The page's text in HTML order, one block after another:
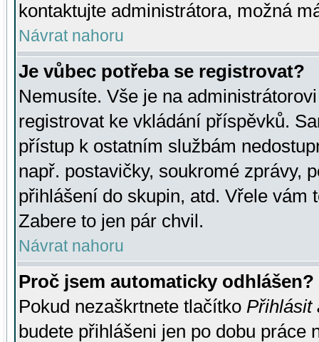
kontaktujte administrátora, možná
Návrat nahoru
Je vůbec potřeba se registrovat?
Nemusíte. Vše je na
registrovat ke vkládání příspěvků.
přístup k ostatním službám
např. postavičky, soukromé zprávy,
přihlášení do skupin, atd. Vřele vám
Zabere to jen pár chvil.
Návrat nahoru
Proč jsem automaticky odhlášen?
Pokud nezaškrtnete tlačítko Přihlásit
budete přihlášeni jen po dobu práce